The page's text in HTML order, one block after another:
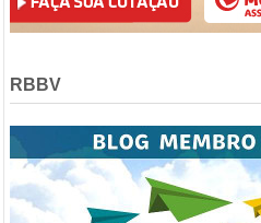
RBBV